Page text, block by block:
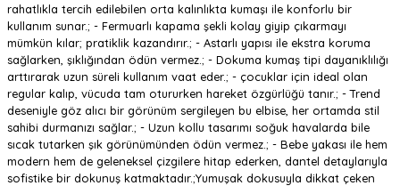
rahatlıkla tercih edilebilen orta kalınlıkta kumaşı ile konforlu bir
kullanım sunar.; - Fermuarlı kapama şekli kolay giyip çıkarmayı
mümkün kılar; pratiklik kazandırır.; - Astarlı yapısı ile ekstra koruma
sağlarken, şıklığından ödün vermez.; - Dokuma kumaş tipi dayanıklılığı
arttırarak uzun süreli kullanım vaat eder.; - çocuklar için ideal olan
regular kalıp, vücuda tam otururken hareket özgürlüğü tanır.; - Trend
deseniyle göz alıcı bir görünüm sergileyen bu elbise, her ortamda stil
sahibi durmanızı sağlar.; - Uzun kollu tasarımı soğuk havalarda bile
sıcak tutarken şık görünümünden ödün vermez.; - Bebe yakası ile hem
modern hem de geleneksel çizgilere hitap ederken, dantel detaylarıyla
sofistike bir dokunuş katmaktadır.;Yumuşak dokusuyla dikkat çeken